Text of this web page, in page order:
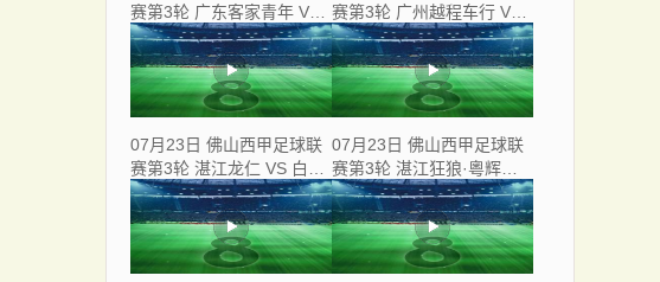
赛第3轮 广东客家青年 VS
三七互娱 全场录像
赛第3轮 广州越程车行 VS
南山博鑫创科 全场录像
07月23日 佛山西甲足球联
赛第3轮 湛江龙仁 VS 白坭
兴龙 全场录像
07月23日 佛山西甲足球联
赛第3轮 湛江狂狼·粵辉能
源 VS 三水乐民兴健力宝 全
场录像